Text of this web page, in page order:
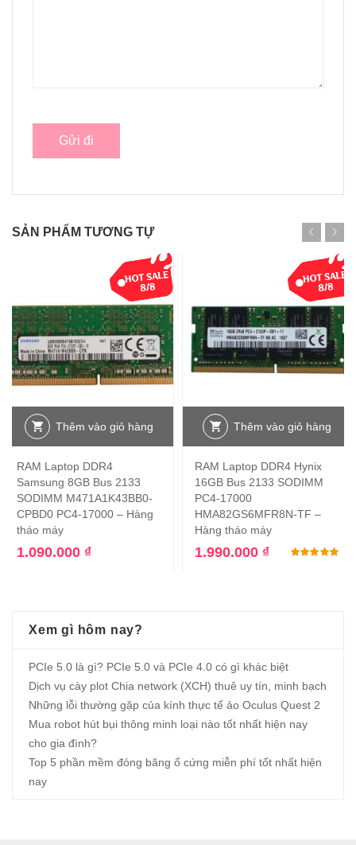
SẢN PHẨM TƯƠNG TỰ
Thêm vào giỏ hàng
RAM Laptop DDR4
Samsung 8GB Bus 2133
SODIMM M471A1K43BB0-
CPBD0 PC4-17000 – Hàng
tháo máy
1.090.000 ₫
Thêm vào giỏ hàng
RAM Laptop DDR4 Hynix
16GB Bus 2133 SODIMM
PC4-17000
HMA82GS6MFR8N-TF –
Hàng tháo máy
1.990.000 ₫
Xem gì hôm nay?
PCIe 5.0 là gì? PCIe 5.0 và PCIe 4.0 có gì khác biệt
Dịch vụ cày plot Chia network (XCH) thuê uy tín, minh bạch
Những lỗi thường gặp của kính thực tế ảo Oculus Quest 2
Mua robot hút bụi thông minh loại nào tốt nhất hiện nay
cho gia đình?
Top 5 phần mềm đóng băng ổ cứng miễn phí tốt nhất hiện
nay